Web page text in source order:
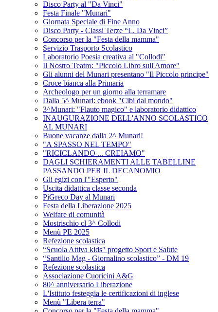
Disco Party al "Da Vinci"
Festa Finale "Munari"
Giornata Speciale di Fine Anno
Disco Party - Classi Terze “L. Da Vinci”
Concorso per la "Festa della mamma"
Servizio Trasporto Scolastico
Laboratorio Poesia creativa al "Collodi"
Il Nostro Teatro: "Piccolo Libro sull'Amore"
Gli alunni del Munari presentano "Il Piccolo principe"
Croce bianca alla Primaria
Archeologo per un giorno alla terramare
Dalla 5^ Munari: ebook "Cibi dal mondo"
3^Munari: "Flauto magico" e laboratorio didattico
INAUGURAZIONE DELL'ANNO SCOLASTICO
AL MUNARI
Buone vacanze dalla 2^ Munari!
"A SPASSO NEL TEMPO"
"RICICLANDO ... CREIAMO"
DAGLI SCHIERAMENTI ALLE TABELLINE
PASSANDO PER IL DECANOMIO
Gli egizi con l'"Esperto"
Uscita didattica classe seconda
PiGreco Day al Munari
Festa della Liberazione 2025
Welfare di comunità
Mostrischio cl 3^ Collodi
Menù PE 2025
Refezione scolastica
“Scuola Attiva kids" progetto Sport e Salute
“Santilio Mag - Giornalino scolastico” - DM 19
Refezione scolastica
Associazione Cuoricini A&G
80^ anniversario Liberazione
L'Istituto festeggia le certificazioni di inglese
Menù "Libera terra"